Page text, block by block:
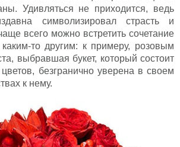
Удивляться не приходится, ведь
символизировал страсть и
всего можно встретить сочетание
каким-то другим: к примеру, розовым
выбравшая букет, который состоит
безгранично уверена в своем
к нему.